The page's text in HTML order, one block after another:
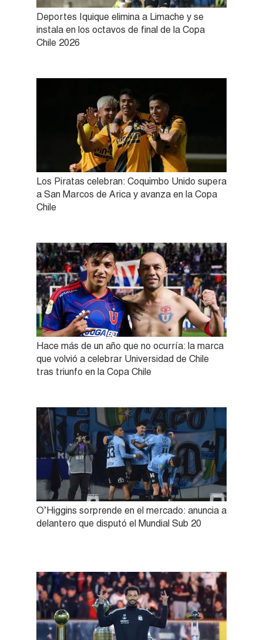
Deportes Iquique elimina a Limache y se
instala en los octavos de final de la Copa
Chile 2026
Los Piratas celebran: Coquimbo Unido supera
a San Marcos de Arica y avanza en la Copa
Chile
Hace más de un año que no ocurría: la marca
que volvió a celebrar Universidad de Chile
tras triunfo en la Copa Chile
O’Higgins sorprende en el mercado: anuncia a
delantero que disputó el Mundial Sub 20